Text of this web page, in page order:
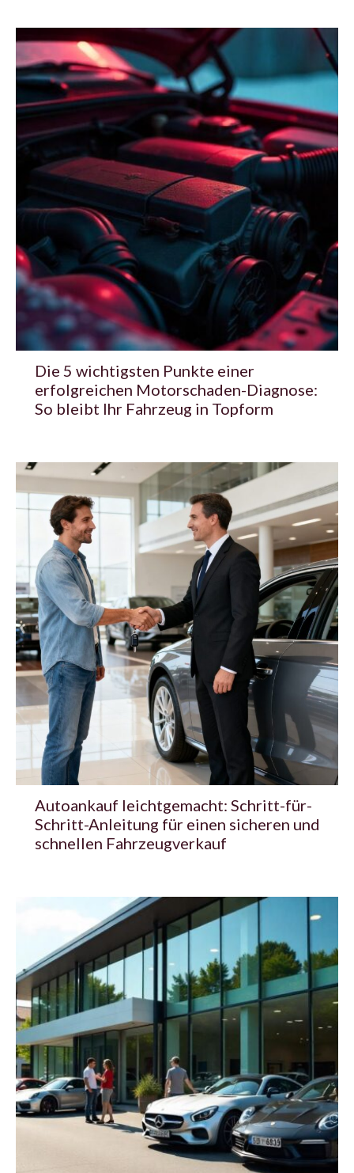
Die 5 wichtigsten Punkte einer
erfolgreichen Motorschaden-Diagnose:
So bleibt Ihr Fahrzeug in Topform
Autoankauf leichtgemacht: Schritt-für-
Schritt-Anleitung für einen sicheren und
schnellen Fahrzeugverkauf